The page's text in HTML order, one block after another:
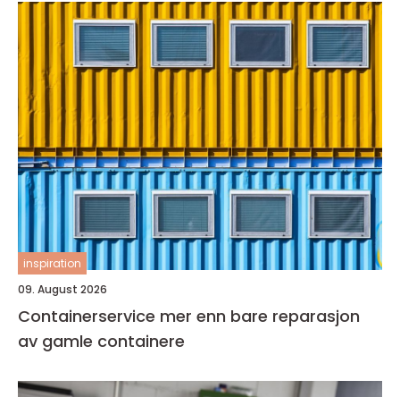
inspiration
09. August 2026
Containerservice mer enn bare reparasjon
av gamle containere